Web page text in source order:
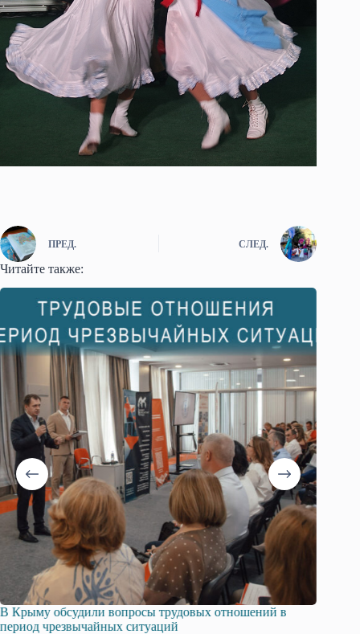
ПРЕД. СЛЕД.
Читайте также:
Русская община Крыма и Федерация независимых
профсоюзов Крыма укрепляют сотрудничество